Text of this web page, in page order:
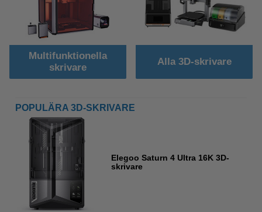
Multifunktionella
skrivare
Alla 3D-skrivare
POPULÄRA 3D-SKRIVARE
Elegoo Saturn 4 Ultra 16K 3D-
skrivare